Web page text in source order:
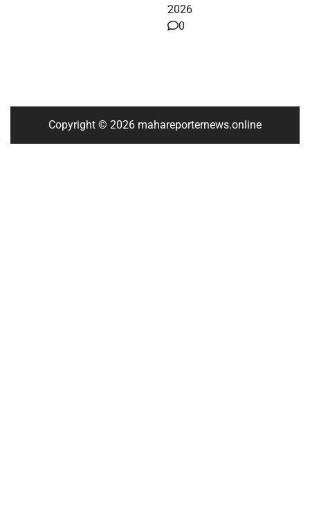
2026
0
Copyright © 2026 mahareporternews.online